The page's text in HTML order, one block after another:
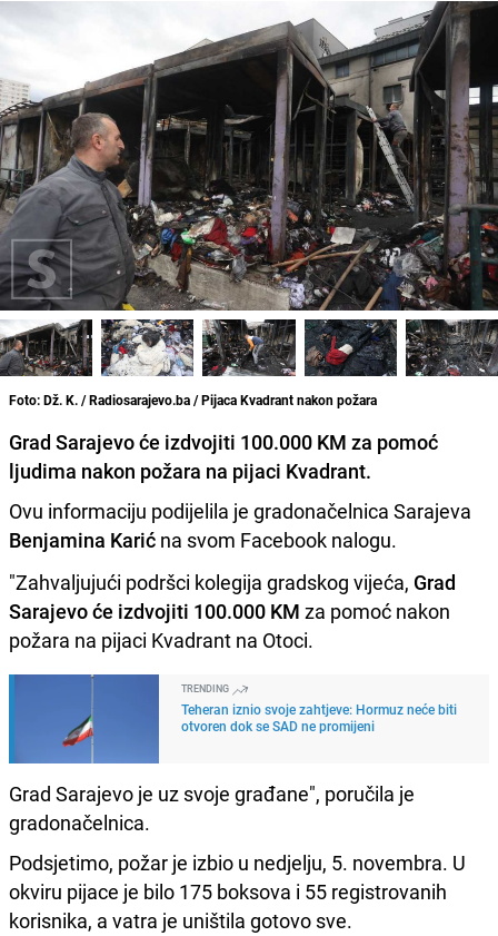
Foto: Dž. K. / Radiosarajevo.ba / Pijaca Kvadrant nakon požara
Grad Sarajevo će izdvojiti 100.000 KM za pomoć
ljudima nakon požara na pijaci Kvadrant.
Ovu informaciju podijelila je gradonačelnica Sarajeva
Benjamina Karić na svom Facebook nalogu.
"Zahvaljujući podršci kolegija gradskog vijeća, Grad
Sarajevo će izdvojiti 100.000 KM za pomoć nakon
požara na pijaci Kvadrant na Otoci.
TRENDING
Teheran iznio svoje zahtjeve: Hormuz neće biti
otvoren dok se SAD ne promijeni
Grad Sarajevo je uz svoje građane", poručila je
gradonačelnica.
Podsjetimo, požar je izbio u nedjelju, 5. novembra. U
okviru pijace je bilo 175 boksova i 55 registrovanih
korisnika, a vatra je uništila gotovo sve.